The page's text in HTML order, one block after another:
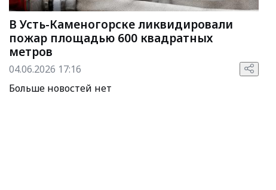
В Усть-Каменогорске ликвидировали
пожар площадью 600 квадратных
метров
04.06.2026 17:16
Больше новостей нет